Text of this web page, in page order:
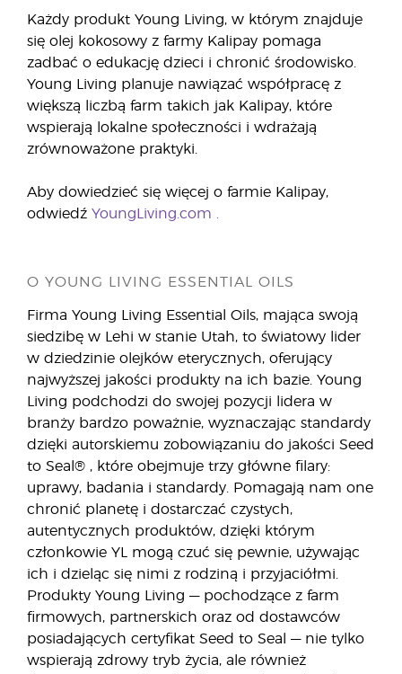
Każdy produkt Young Living, w którym znajduje
się olej kokosowy z farmy Kalipay pomaga
zadbać o edukację dzieci i chronić środowisko.
Young Living planuje nawiązać współpracę z
większą liczbą farm takich jak Kalipay, które
wspierają lokalne społeczności i wdrażają
zrównoważone praktyki.
Aby dowiedzieć się więcej o farmie Kalipay,
odwiedź YoungLiving.com
O YOUNG LIVING ESSENTIAL OILS
Firma Young Living Essential Oils, mająca swoją
siedzibę w Lehi w stanie Utah, to światowy lider
w dziedzinie olejków eterycznych, oferujący
najwyższej jakości produkty na ich bazie. Young
Living podchodzi do swojej pozycji lidera w
branży bardzo poważnie, wyznaczając standardy
dzięki autorskiemu zobowiązaniu do jakości Seed
to Seal® , które obejmuje trzy główne filary:
uprawy, badania i standardy. Pomagają nam one
chronić planetę i dostarczać czystych,
autentycznych produktów, dzięki którym
członkowie YL mogą czuć się pewnie, używając
ich i dzieląc się nimi z rodziną i przyjaciółmi.
Produkty Young Living — pochodzące z farm
firmowych, partnerskich oraz od dostawców
posiadających certyfikat Seed to Seal — nie tylko
wspierają zdrowy tryb życia, ale również